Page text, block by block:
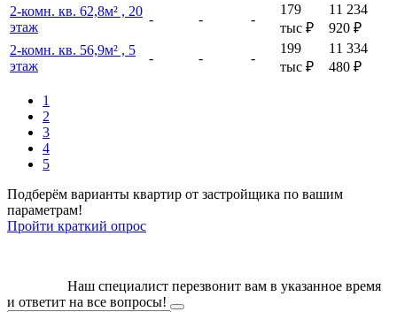
2-комн. кв. 62,8м² , 20
этаж
- - -
179
тыс ₽
11 234
920 ₽
2-комн. кв. 56,9м² , 5
этаж
- - -
199
тыс ₽
11 334
480 ₽
1
2
3
4
5
Подберём варианты квартир от застройщика по вашим
параметрам!
Пройти краткий опрос
Наш специалист перезвонит вам в указанное время
и ответит на все вопросы!